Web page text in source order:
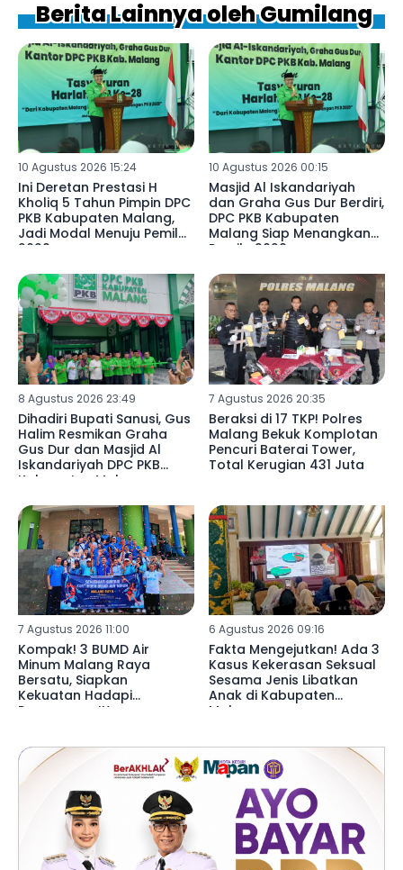
Berita Lainnya oleh Gumilang
10 Agustus 2026 15:24
Ini Deretan Prestasi H
Kholiq 5 Tahun Pimpin DPC
PKB Kabupaten Malang,
Jadi Modal Menuju Pemilu
2029
10 Agustus 2026 00:15
Masjid Al Iskandariyah
dan Graha Gus Dur Berdiri,
DPC PKB Kabupaten
Malang Siap Menangkan
Pemilu 2029
8 Agustus 2026 23:49
Dihadiri Bupati Sanusi, Gus
Halim Resmikan Graha
Gus Dur dan Masjid Al
Iskandariyah DPC PKB
Kabupaten Malang
7 Agustus 2026 20:35
Beraksi di 17 TKP! Polres
Malang Bekuk Komplotan
Pencuri Baterai Tower,
Total Kerugian 431 Juta ‎
7 Agustus 2026 11:00
Kompak! 3 BUMD Air
Minum Malang Raya
Bersatu, Siapkan
Kekuatan Hadapi
Porpamnas IX
6 Agustus 2026 09:16
Fakta Mengejutkan! Ada 3
Kasus Kekerasan Seksual
Sesama Jenis Libatkan
Anak di Kabupaten
Malang ‎